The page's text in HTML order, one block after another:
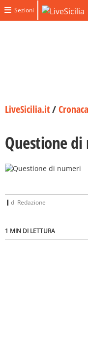
Sezioni
LiveSicilia.it/Cronaca
Questione
di Redazione
1 MIN DI LETTURA